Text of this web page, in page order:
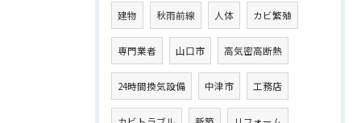
建物 秋雨前線 人体 カビ繁殖
専門業者 山口市 高気密高断熱
24時間換気設備 中津市 工務店